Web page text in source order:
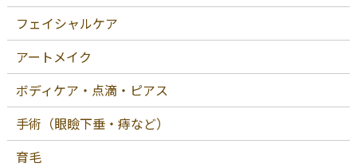
フェイシャルケア
アートメイク
ボディケア・点滴・ピアス
手術（眼瞼下垂・痔など）
育毛